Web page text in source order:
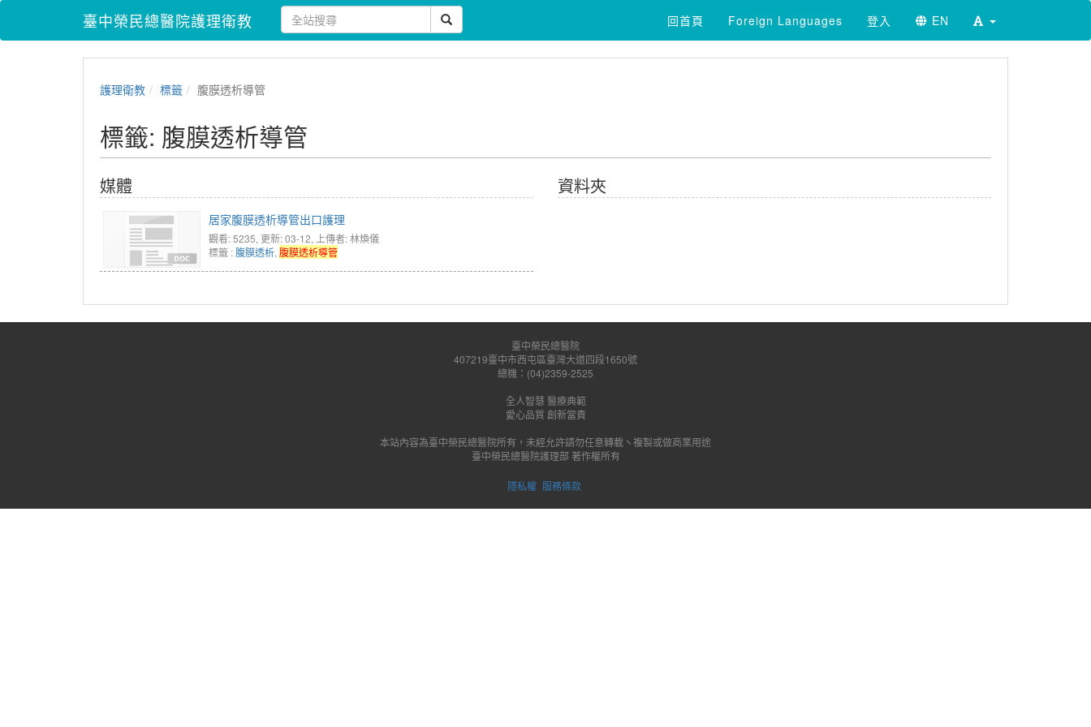
臺中榮民總醫院護理衛教 回首頁 Foreign Languages 登入 EN
護理衛教 標籤 腹膜透析導管
標籤: 腹膜透析導管
媒體
居家腹膜透析導管出口護理
觀看: 5235, 更新: 03-12, 上傳者: 林煥儀
標籤 :腹膜透析, 腹膜透析導管
資料夾
臺中榮民總醫院
407219臺中市西屯區臺灣大道四段1650號
總機：(04)2359-2525
全人智慧 醫療典範
愛心品質 創新當責
本站內容為臺中榮民總醫院所有，未經允許請勿任意轉載ヽ複製或做商業用途
臺中榮民總醫院護理部 著作權所有
隱私權 服務條款